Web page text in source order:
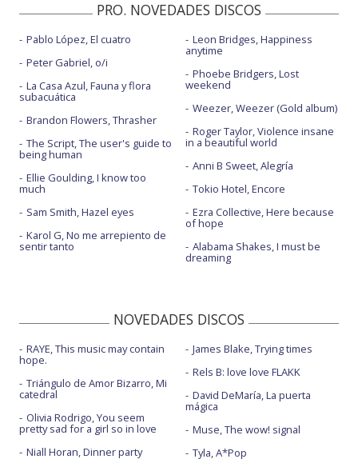
PRO. NOVEDADES DISCOS
Pablo López, El cuatro
Peter Gabriel, o/i
La Casa Azul, Fauna y flora
subacuática
Brandon Flowers, Thrasher
The Script, The user's guide to
being human
Ellie Goulding, I know too
much
Sam Smith, Hazel eyes
Karol G, No me arrepiento de
sentir tanto
Leon Bridges, Happiness
anytime
Phoebe Bridgers, Lost
weekend
Weezer, Weezer (Gold album)
Roger Taylor, Violence insane
in a beautiful world
Anni B Sweet, Alegría
Tokio Hotel, Encore
Ezra Collective, Here because
of hope
Alabama Shakes, I must be
dreaming
NOVEDADES DISCOS
RAYE, This music may contain
hope.
Triángulo de Amor Bizarro, Mi
catedral
Olivia Rodrigo, You seem
pretty sad for a girl so in love
Niall Horan, Dinner party
James Blake, Trying times
Rels B: love love FLAKK
David DeMaría, La puerta
mágica
Muse, The wow! signal
Tyla, A*Pop